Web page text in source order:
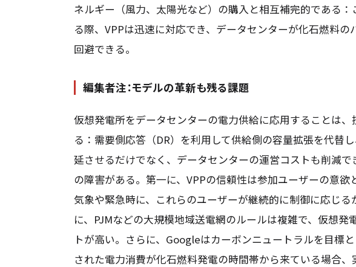
ネルギー（風力、太陽光など）の購入と相互補完的である
る際、VPPは迅速に対応でき、データセンターが化石燃料
回避できる。
編集者注：モデルの革新も残る課題
仮想発電所をデータセンターの電力供給に応用することは
る：需要側応答（DR）を利用して供給側の容量拡張を代替
延させるだけでなく、データセンターの運営コストも削減
の障害がある。第一に、VPPの信頼性は参加ユーザーの意
気象や緊急時に、これらのユーザーが継続的に制御に応じ
に、PJMなどの大規模地域送電網のルールは複雑で、仮想発
トが高い。さらに、Googleはカーボンニュートラルを目標
された電力消費が化石燃料発電の時間帯から来ている場合